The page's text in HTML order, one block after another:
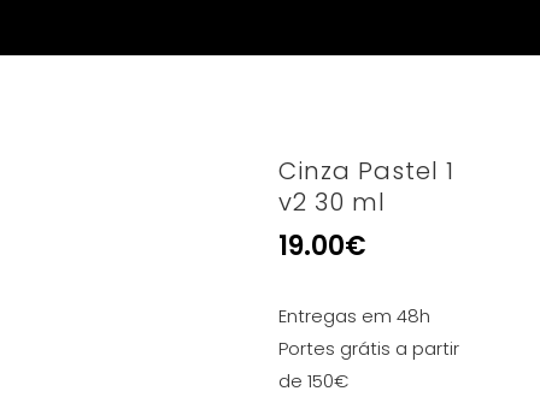
Cinza Pastel 1
v2 30 ml
19.00€
Entregas em 48h
Portes grátis a partir
de 150€